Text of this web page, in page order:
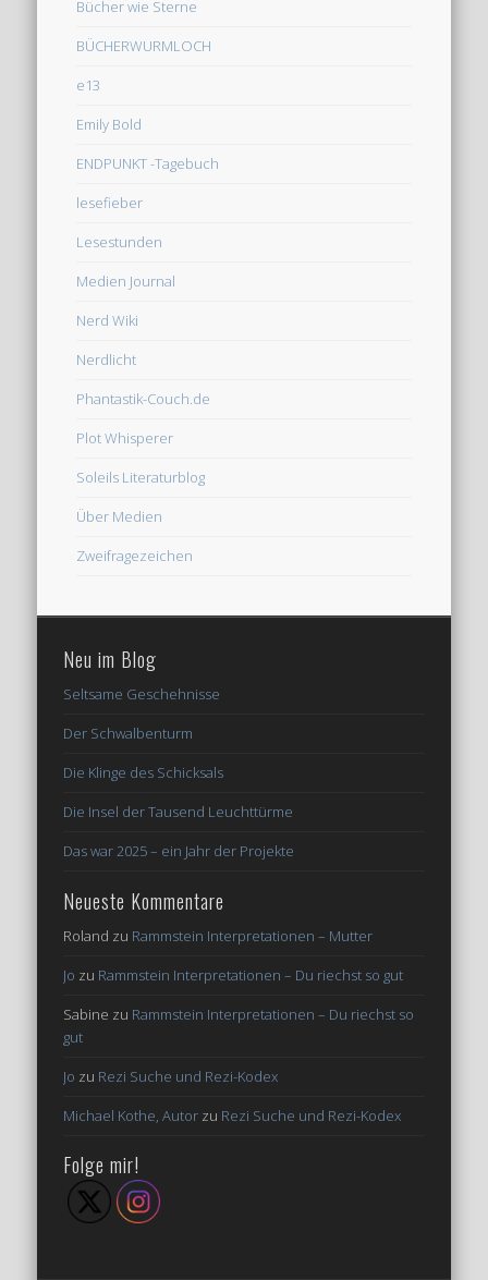
Bücher wie Sterne
BÜCHERWURMLOCH
e13
Emily Bold
ENDPUNKT -Tagebuch
lesefieber
Lesestunden
Medien Journal
Nerd Wiki
Nerdlicht
Phantastik-Couch.de
Plot Whisperer
Soleils Literaturblog
Über Medien
Zweifragezeichen
Neu im Blog
Seltsame Geschehnisse
Der Schwalbenturm
Die Klinge des Schicksals
Die Insel der Tausend Leuchttürme
Das war 2025 – ein Jahr der Projekte
Neueste Kommentare
Roland zu Rammstein Interpretationen – Mutter
Jo zu Rammstein Interpretationen – Du riechst so gut
Sabine zu Rammstein Interpretationen – Du riechst so
gut
Jo zu Rezi Suche und Rezi-Kodex
Michael Kothe, Autor zu Rezi Suche und Rezi-Kodex
Folge mir!